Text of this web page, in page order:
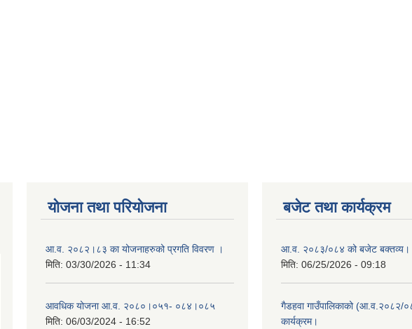
योजना तथा परियोजना
आ.व. २०८२।८३ का योजनाहरुको प्रगति विवरण ।
मिति: 03/30/2026 - 11:34
आवधिक योजना आ.व. २०८०।०५१- ०८४।०८५
मिति: 06/03/2024 - 16:52
बजेट तथा कार्यक्रम
आ.व. २०८३/०८४ को बजेट बक्तव्य।
मिति: 06/25/2026 - 09:18
गैडहवा गाउँपालिकाको (आ.व.२०८२/
कार्यक्रम।